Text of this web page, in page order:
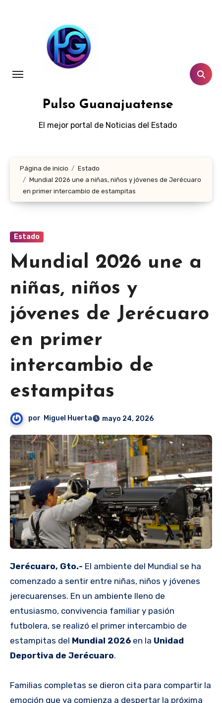
Pulso Guanajuatense
El mejor portal de Noticias del Estado
Página de inicio
Estado
Mundial 2026 une a niñas, niños y jóvenes de Jerécuaro
en primer intercambio de estampitas
Estado
Mundial 2026 une a
niñas, niños y
jóvenes de Jerécuaro
en primer
intercambio de
estampitas
por Miguel Huerta mayo 24, 2026
Jerécuaro, Gto.- El ambiente del Mundial se ha
comenzado a sentir entre niñas, niños y jóvenes
jerecuarenses. En un ambiente lleno de
entusiasmo, convivencia familiar y pasión
futbolera, se realizó el primer intercambio de
estampitas del Mundial 2026 en la Unidad
Deportiva de Jerécuaro.
Familias completas se dieron cita para compartir la
emoción que ya comienza a despertar la próxima